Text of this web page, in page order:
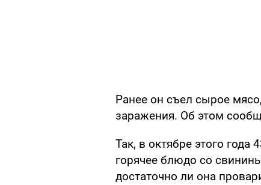
Ранее он съел сырое
заражения. Об этом
Так, в октябре этого
горячее блюдо со
достаточно ли она